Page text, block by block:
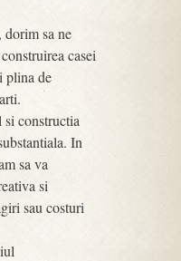
dorim sa ne
casei
plina de
constructia
In
sa va
si
sau costuri